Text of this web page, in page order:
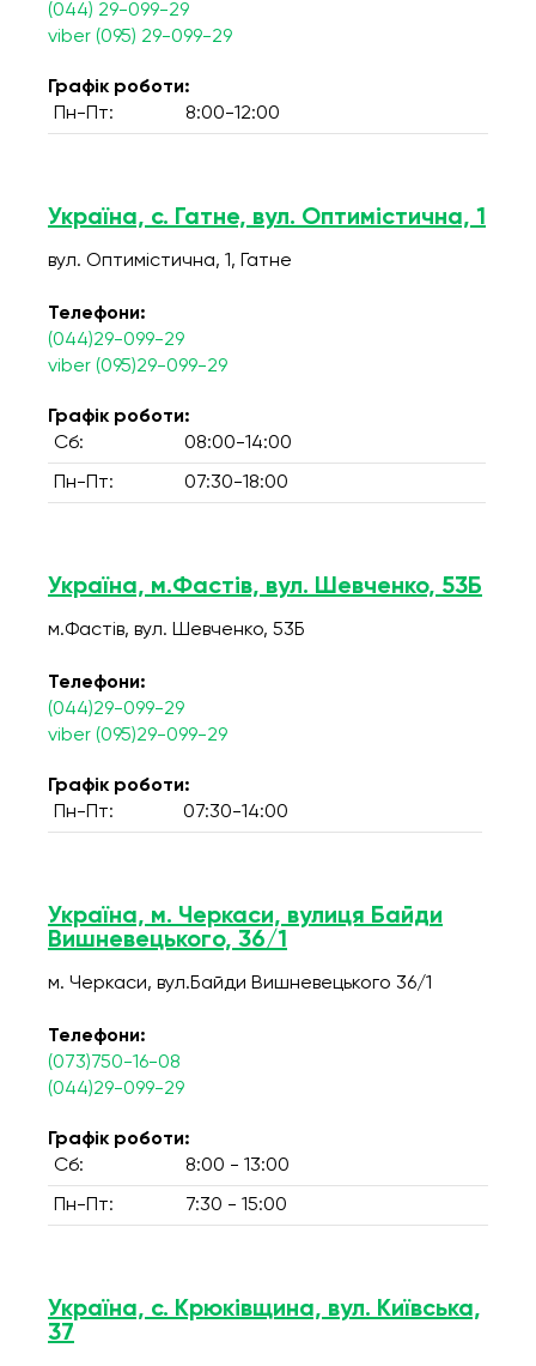
(044) 29-099-29
viber (095) 29-099-29
Графік роботи:
Пн-Пт:
8:00-12:00
Україна, с. Гатне, вул. Оптимістична, 1
вул. Оптимістична, 1, Гатне
Телефони:
(044)29-099-29
viber (095)29-099-29
Графік роботи:
Сб:
08:00-14:00
Пн-Пт: 07:30-18:00
Україна, м.Фастів, вул. Шевченко, 53Б
м.Фастів, вул. Шевченко, 53Б
Телефони:
(044)29-099-29
viber (095)29-099-29
Графік роботи:
Пн-Пт:
07:30-14:00
Україна, м. Черкаси, вулиця Байди
Вишневецького, 36/1
м. Черкаси, вул.Байди Вишневецького 36/1
Телефони:
(073)750-16-08
(044)29-099-29
Графік роботи:
Сб:
8:00 - 13:00
Пн-Пт: 7:30 - 15:00
Україна, с. Крюківщина, вул. Київська,
37